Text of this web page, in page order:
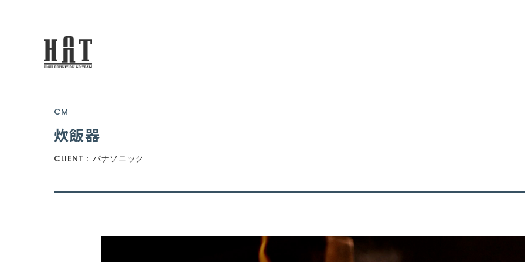
CM
炊飯器
CLIENT：パナソニック